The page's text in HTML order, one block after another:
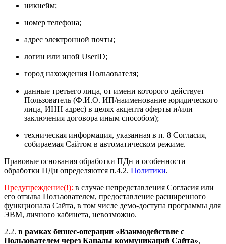
никнейм;
номер телефона;
адрес электронной почты;
логин или иной UserID;
город нахождения Пользователя;
данные третьего лица, от имени которого действует
Пользователь (Ф.И.О. ИП/наименование юридического
лица, ИНН адрес) в целях акцепта оферты и/или
заключения договора иным способом);
техническая информация, указанная в п. 8 Согласия,
собираемая Сайтом в автоматическом режиме.
Правовые основания обработки ПДн и особенности
обработки ПДн определяются п.4.2. Политики.
Предупреждение(!): в случае непредставления Согласия или
его отзыва Пользователем, предоставление расширенного
функционала Сайта, в том числе демо-доступа программы для
ЭВМ, личного кабинета, невозможно.
2.2. в рамках бизнес-операции «Взаимодействие с
Пользователем через Каналы коммуникаций Сайта»,